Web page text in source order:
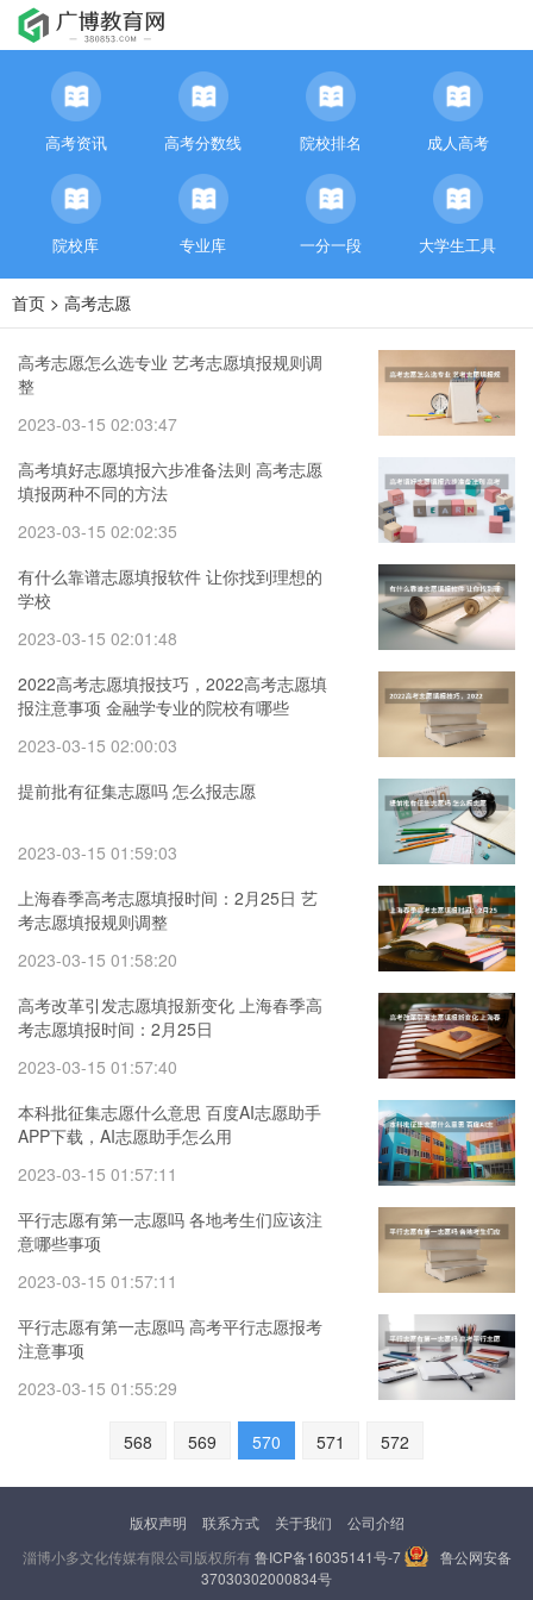
高考资讯 高考分数线 院校排名 成人高考
院校库 专业库 一分一段 大学生工具
首页 > 高考志愿
高考志愿怎么选专业 艺考志愿填报规则调
整
2023-03-15 02:03:47
高考填好志愿填报六步准备法则 高考志愿
填报两种不同的方法
2023-03-15 02:02:35
有什么靠谱志愿填报软件 让你找到理想的
学校
2023-03-15 02:01:48
2022高考志愿填报技巧，2022高考志愿填
报注意事项 金融学专业的院校有哪些
2023-03-15 02:00:03
提前批有征集志愿吗 怎么报志愿
2023-03-15 01:59:03
上海春季高考志愿填报时间：2月25日 艺
考志愿填报规则调整
2023-03-15 01:58:20
高考改革引发志愿填报新变化 上海春季高
考志愿填报时间：2月25日
2023-03-15 01:57:40
本科批征集志愿什么意思 百度AI志愿助手
APP下载，AI志愿助手怎么用
2023-03-15 01:57:11
平行志愿有第一志愿吗 各地考生们应该注
意哪些事项
2023-03-15 01:57:11
平行志愿有第一志愿吗 高考平行志愿报考
注意事项
2023-03-15 01:55:29
568 569 570 571 572
版权声明 联系方式 关于我们
公司介绍
淄博小多文化传媒有限公司版权所有鲁ICP备16035141号-7
鲁公网安备
37030302000834号